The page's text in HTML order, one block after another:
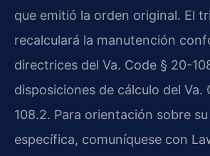
que emitió la orden original. El
recalculará la manutención
directrices del Va. Code § 20-
disposiciones de cálculo del Va.
108.2. Para orientación sobre
específica, comuníquese con